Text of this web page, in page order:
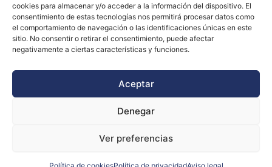
cookies para almacenar y/o acceder a la información del dispositivo. El
consentimiento de estas tecnologías nos permitirá procesar datos como
el comportamiento de navegación o las identificaciones únicas en este
sitio. No consentir o retirar el consentimiento, puede afectar
negativamente a ciertas características y funciones.
Aceptar
Denegar
Ver preferencias
Política de cookies (UE)